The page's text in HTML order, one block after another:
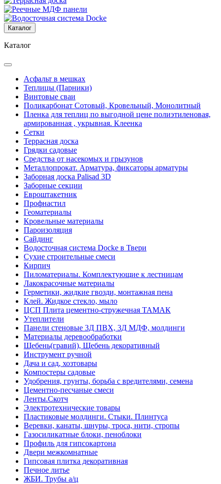
Каталог
Каталог
Асфальт в мешках
Теплицы (Парники)
Винтовые сваи
Поликарбонат Сотовый, Кровельный, Монолитный
Пленка для теплиц по выгодной цене полиэтиленовая,
армированная , укрывная. Клеенка
Сетки
Террасная доска
Грядки садовые
Средства от насекомых и грызунов
Металлопрокат. Арматура, фиксаторы арматуры
Заборная доска Palisad 3D
Заборные секции
Евроштакетник
Профнастил
Геоматериалы
Кровельные материалы
Пароизоляция
Сайдинг
Водосточная система Docke в Твери
Сухие строительные смеси
Кирпич
Пиломатериалы. Комплектующие к лестницам
Лакокрасочные материалы
Герметики, жидкие гвозди, монтажная пена
Клей. Жидкое стекло, мыло
ЦСП Плита цементно-стружечная ТАМАК
Утеплители
Панели стеновые 3Д ПВХ, 3Д МДФ, молдинги
Материалы деревообработки
Щебень(гравий), Щебень декоративный
Инструмент ручной
Дача и сад, хозтовары
Компостеры садовые
Удобрения, грунты, борьба с вредителями, семена
Цементно-песчаные смеси
Ленты.Скотч
Электротехнические товары
Пластиковые молдинги. Стыки. Плинтуса
Веревки, канаты, шнуры, троса, нити, стропы
Газосиликатные блоки, пеноблоки
Профиль для гипсокартона
Двери межкомнатные
Гипсовая плитка декоративная
Печное литье
ЖБИ. Трубы а/ц